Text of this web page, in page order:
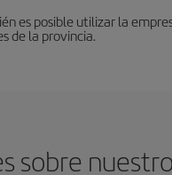
es posible utilizar la
de la provincia.
sobre